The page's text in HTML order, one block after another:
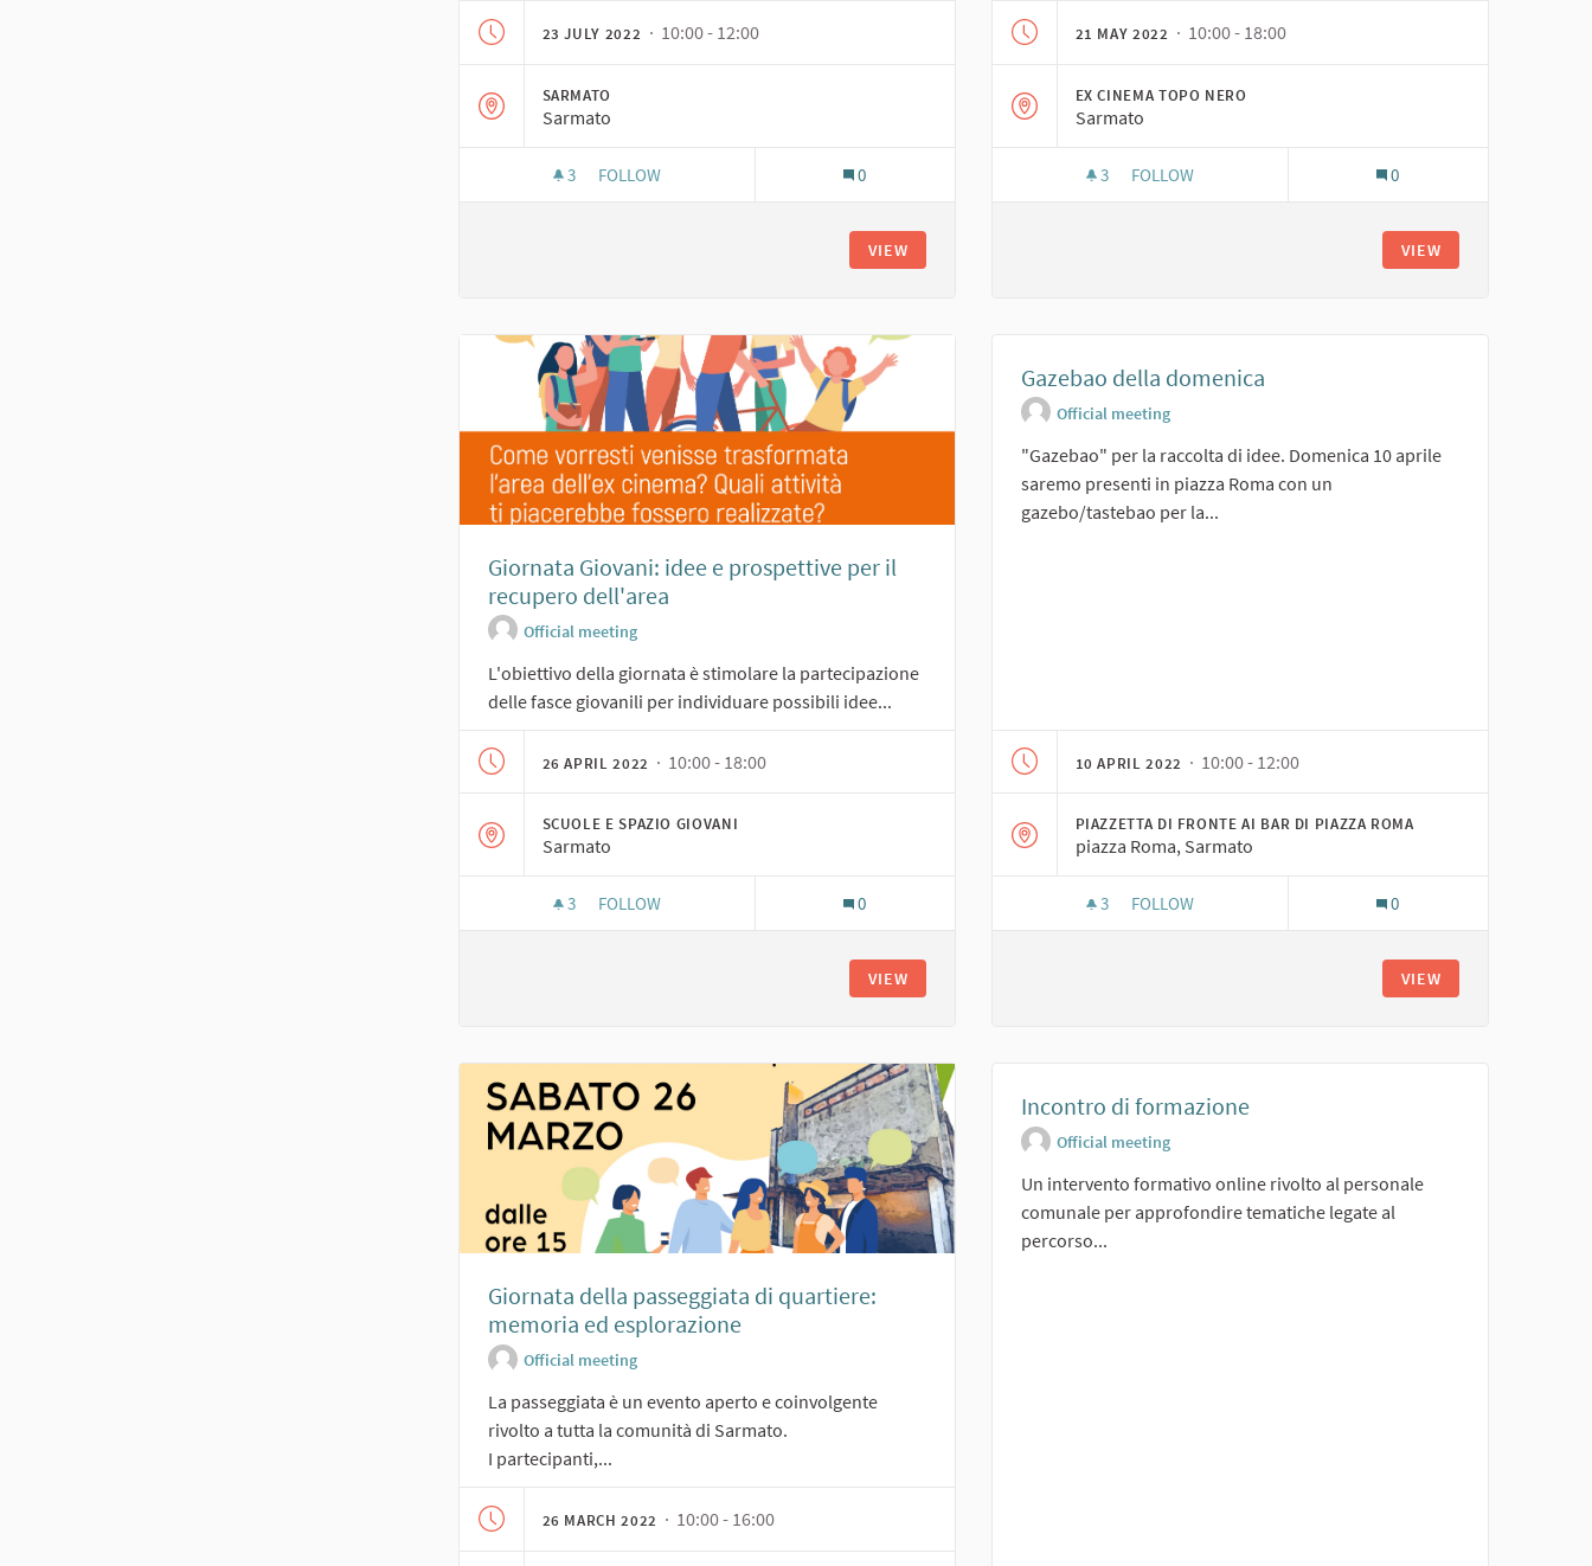
23 JULY 2022 · 10:00 - 12:00
SARMATO
Sarmato
3 3 FOLLOWERS
FOLLOW 0
VIEW
21 MAY 2022 · 10:00 - 18:00
EX CINEMA TOPO NERO
Sarmato
3 3 FOLLOWERS
FOLLOW 0
VIEW
Giornata Giovani: idee e prospettive per il
recupero dell'area
Official meeting
L'obiettivo della giornata è stimolare la partecipazione
delle fasce giovanili per individuare possibili idee...
26 APRIL 2022 · 10:00 - 18:00
SCUOLE E SPAZIO GIOVANI
Sarmato
3 3 FOLLOWERS
FOLLOW 0
VIEW
Gazebao della domenica
Official meeting
"Gazebao" per la raccolta di idee. Domenica 10 aprile
saremo presenti in piazza Roma con un
gazebo/tastebao per la...
10 APRIL 2022 · 10:00 - 12:00
PIAZZETTA DI FRONTE AI BAR DI PIAZZA ROMA
piazza Roma, Sarmato
3 3 FOLLOWERS
FOLLOW 0
VIEW
Giornata della passeggiata di quartiere:
memoria ed esplorazione
Official meeting
La passeggiata è un evento aperto e coinvolgente
rivolto a tutta la comunità di Sarmato.
I partecipanti,...
26 MARCH 2022 · 10:00 - 16:00
Incontro di formazione
Official meeting
Un intervento formativo online rivolto al personale
comunale per approfondire tematiche legate al
percorso...